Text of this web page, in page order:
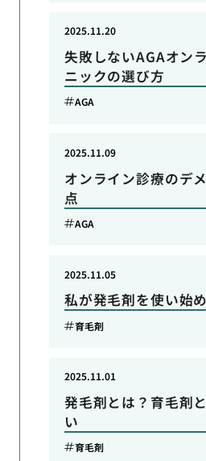
失敗しないAGAオン
ニックの選び方
2025.11.20
AGA
オンライン診療のデ
点
2025.11.09
AGA
私が発毛剤を使い始
2025.11.05
育毛剤
発毛剤とは？育毛剤
い
2025.11.01
育毛剤